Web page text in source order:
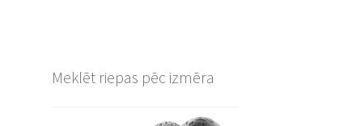
Meklēt riepas pēc izmēra